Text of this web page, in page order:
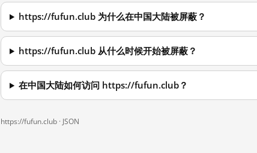
https://fufun.club 为什么在中国大陆被屏蔽？
https://fufun.club 从什么时候开始被屏蔽？
在中国大陆如何访问 https://fufun.club？
https://fufun.club · JSON